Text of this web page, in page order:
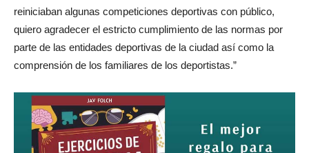
reiniciaban algunas competiciones deportivas con público,
quiero agradecer el estricto cumplimiento de las normas por
parte de las entidades deportivas de la ciudad así como la
comprensión de los familiares de los deportistas.”